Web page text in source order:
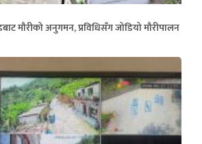
मौरीको अनुगमन, प्रविधिसँग जोडियो मौरीपालन